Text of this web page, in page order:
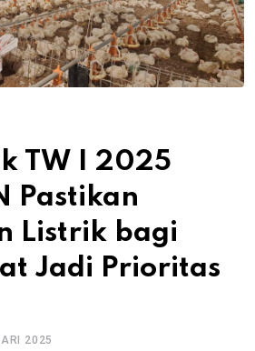
TW I 2025
Pastikan
Listrik bagi
Jadi Prioritas
2025